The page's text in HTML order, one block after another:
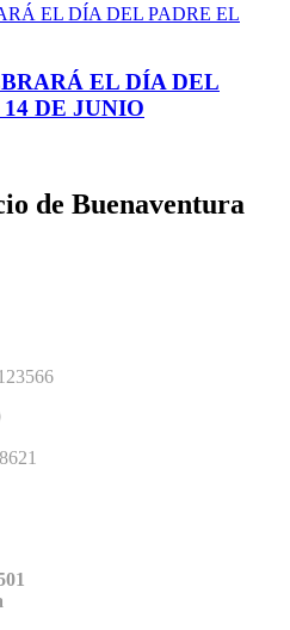
EL DÍA DEL
DE JUNIO
de Buenaventura